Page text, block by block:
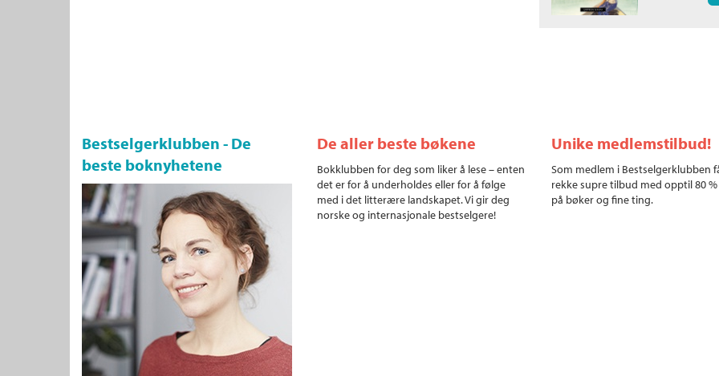
Bestselgerklubben - De
beste boknyhetene
De aller beste bøkene
Bokklubben for deg som liker å lese – enten
det er for å underholdes eller for å følge
med i det litterære landskapet. Vi gir deg
norske og internasjonale bestselgere!
Unike medlemstilbud!
Som medlem i Bestselgerklubben
rekke supre tilbud med opptil 80
på bøker og fine ting.